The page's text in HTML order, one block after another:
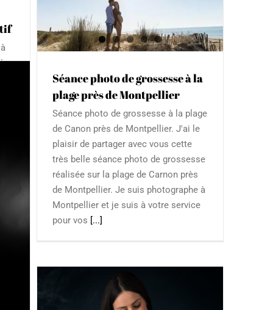
grossesse de cette ravissante
maman. Ils ont souhaité immortaliser
[...]
Séance photo de grossesse à la
plage près de Montpellier
Séance photo de grossesse à la plage
de Canon près de Montpellier. J'ai le
plaisir de partager avec vous cette
très belle séance photo de grossesse
réalisée sur la plage de Carnon près
de Montpellier. Je suis photographe à
Montpellier et je suis à votre service
pour vos [...]